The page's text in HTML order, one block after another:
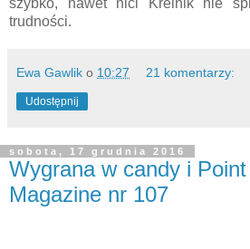
szybko, nawet nici Kreinik nie
trudności.
Ewa Gawlik o 10:27 21 komentarzy:
Udostępnij
sobota, 17 grudnia 2016
Wygrana w candy i
Magazine nr 107